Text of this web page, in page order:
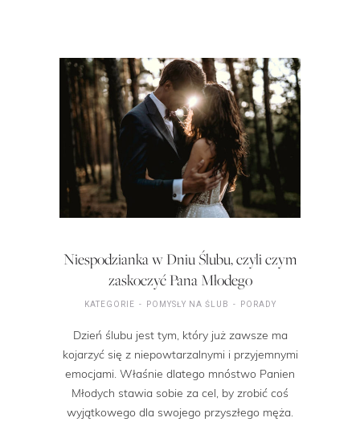
Niespodzianka w Dniu Ślubu, czyli czym
zaskoczyć Pana Młodego
KATEGORIE POMYSŁY NA ŚLUB PORADY
Dzień ślubu jest tym, który już zawsze ma
kojarzyć się z niepowtarzalnymi i przyjemnymi
emocjami. Właśnie dlatego mnóstwo Panien
Młodych stawia sobie za cel, by zrobić coś
wyjątkowego dla swojego przyszłego męża.